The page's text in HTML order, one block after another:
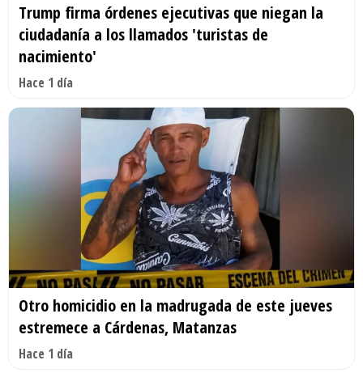
Trump firma órdenes ejecutivas que niegan la
ciudadanía a los llamados 'turistas de
nacimiento'
Hace 1 día
Otro homicidio en la madrugada de este jueves
estremece a Cárdenas, Matanzas
Hace 1 día